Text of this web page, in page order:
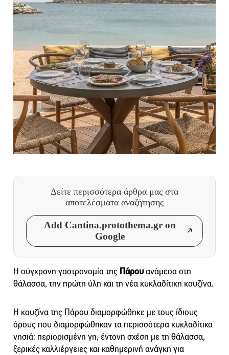
Δείτε περισσότερα άρθρα μας στα
αποτελέσματα αναζήτησης
Add Cantina.protothema.gr on
Google
Η σύγχρονη γαστρονομία της Πάρουανάμεσα στη
θάλασσα, την πρώτη ύλη και τη νέα κυκλαδίτικη κουζίνα.
Η κουζίνα της Πάρου διαμορφώθηκε με τους ίδιους
όρους που διαμορφώθηκαν τα περισσότερα κυκλαδίτικα
νησιά: περιορισμένη γη, έντονη σχέση με τη θάλασσα,
ξερικές καλλιέργειες και καθημερινή ανάγκη για